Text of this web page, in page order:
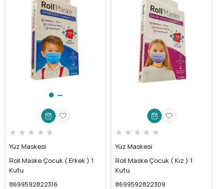
★ ★ ★ ★ ★
Yüz Maskesi
Roll Maske Çocuk ( Erkek ) 1
Kutu
8699592822316
★ ★ ★ ★ ★
Yüz Maskesi
Roll Maske Çocuk ( Kız ) 1
Kutu
8699592822309